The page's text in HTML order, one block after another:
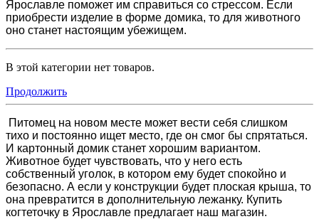
Ярославле поможет им справиться со стрессом. Если
приобрести изделие в форме домика, то для животного
оно станет настоящим убежищем.
В этой категории нет товаров.
Продолжить
Питомец на новом месте может вести себя слишком
тихо и постоянно ищет место, где он смог бы спрятаться.
И картонный домик станет хорошим вариантом.
Животное будет чувствовать, что у него есть
собственный уголок, в котором ему будет спокойно и
безопасно. А если у конструкции будет плоская крыша, то
она превратится в дополнительную лежанку. Купить
когтеточку в Ярославле предлагает наш магазин.